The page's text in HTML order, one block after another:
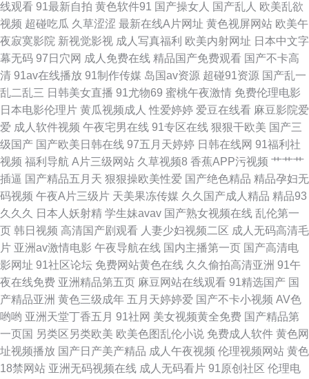
97公开久久 韩国avwuma 欧美亚洲日韩国产 午夜影院欧美 91传媒在线观看
网站大全 国产精品九九久久 欧美专区综合 91超碰资源站 91网亚洲蜜桃 久久
爱九九 国产极品15P 91娱乐综合 99精品小视频 91草视频 阿V视频在线观看
日韩 www国产三级 自拍av123 91网站小视频 福利社啪啪 日韩操操操 91超
碰人人 AV黄色天堂网 国产午夜久久 午夜剧院蜜芽啊 AV片区 日韩福利电影
91大神探花在线 超碰偷拍 91大神小青蛙搭讪视频 日韩AV无码自拍 国产美女
91蝌蚪网站 日韩另类无码偷拍AV 国a区导航 91大神合集 日本TV 东方AV在
线国内自拍 91观看视频 青青草热 大香蕉肏屄 91福利官 日本欧美国产中文
久久大香蕉伊人 www大香蕉伊人av 91在线精品视频导航 wwwcom色色 91
黑丝美女大胸被艹 色色精品一区二区 久久福利视频网
线观看 91最新自拍 黄色软件91 国产操女人 国产乱人 欧美乱欲
视频 超碰吃瓜 久草涩涩 最新在线A片网址 黄色视屏网站 欧美午
夜寂寞影院 新视觉影视 成人写真福利 欧美内射网址 日本中文字
幕无码 97日穴网 成人免费在线 精品国产免费观看 国产不卡高
清 91av在线播放 91制作传媒 岛国av资源 超碰91资源 国产乱一
乱二乱三 日韩美女直播 91尤物69 蜜桃午夜激情 免费伦理电影
日本电影伦理片 黄瓜视频成人 性爱婷婷 爱豆在线看 麻豆影院爱
爱 成人软件视频 午夜宅男在线 91专区在线 狠狠干欧美 国产三
级国产 国产欧美日韩在线 97五月天婷婷 日韩在线网 91福利社
视频 福利导航 A片三级网站 久草视频8 香蕉APP污视频 艹艹艹
插逼 国产精品五月天 狠狠操欧美性爱 国产绝色精品 精品孕妇无
码视频 午夜A片三级片 天美果冻传媒 久久国产成人精品 精品93
久久久
日本人妖射精 学生妹avav 国产熟女视频在线 乱伦第一
页 韩日视频 高清国产剧观看 人妻少妇视频二区 成人无码高清毛
片 亚洲av激情电影 午夜导航在线 国内主播第一页 国产高清电
影网址 91社区论坛 免费网站黄色在线 久久偷拍高清亚洲 91午
夜在线免费 亚洲精品第五页 麻豆网站在线观看 91精选国产 国
产精品亚洲 黄色三级成年 五月天婷婷爱 国产不卡小视频 AV色
哟哟 亚洲天堂丁香五月 91社网 美女视频黄全免费 国产精品第
一页国 另类区另类欧美 欧美色图乱伦小说 免费成人软件 黄色网
址视频播放 国产日产美产精品 成人午夜视频 伦理视频网站 黄色
18禁网站 亚洲无码视频在线 成人无码看片 91原创社区 伦理电